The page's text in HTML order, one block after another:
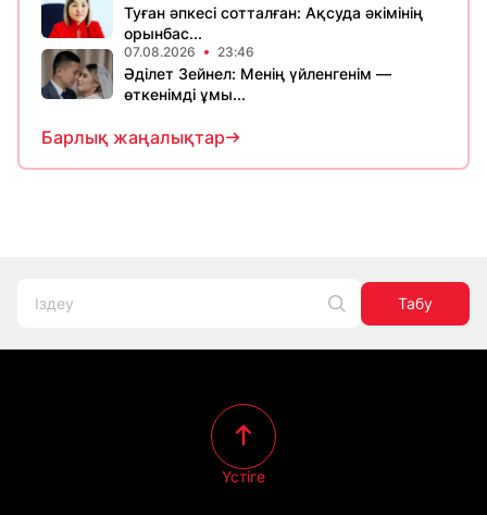
Туған әпкесі сотталған: Ақсуда әкімінің
орынбас...
07.08.2026 23:46
Әділет Зейнел: Менің үйленгенім —
өткенімді ұмы...
Барлық жаңалықтар
Табу
Үстіге